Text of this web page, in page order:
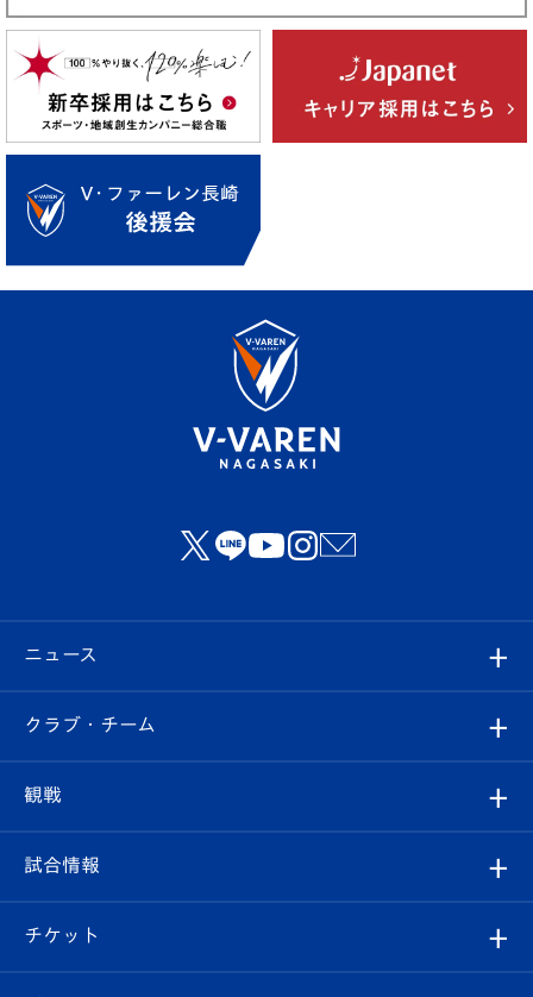
ニュース
すべて
クラブ
試合情報
クラブ・チーム
クラブ概要
エンブレム紹介
観戦
観戦ルール
はじめての観戦ガイド
試合情報
試合日程/結果
チケット